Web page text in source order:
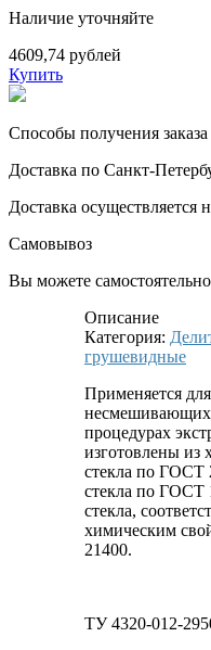
Наличие уточняйте
4609,74 рублей
Купить
Способы получения заказа
Доставка по Санкт-
Доставка осуществляется
Самовывоз
Вы можете самостоятельно
Описание
Категория:
грушевидные
Применяется
процедурах
изготовлены из
стекла по ГОСТ
стекла по ГОСТ
стекла,
химическим
21400.
ТУ 4320-012-